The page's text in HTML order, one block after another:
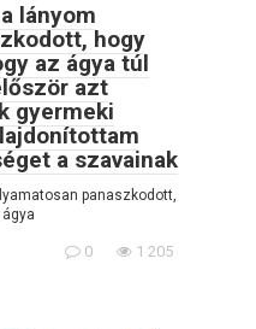
lányom
hogy
az ágya túl
azt
gyermeki
a szavainak
panaszkodott,
0 1 205